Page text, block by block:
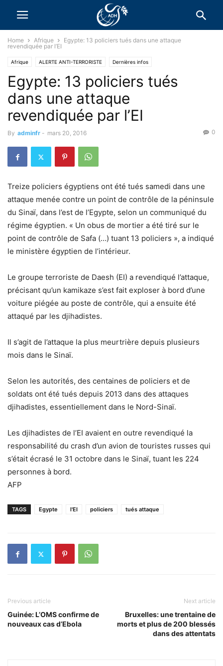
Home Afrique
Egypte: 13 policiers tués dans une attaque
revendiquée par l’EI
Afrique ALERTE ANTI-TERRORISTE Dernières infos
Egypte: 13 policiers tués
dans une attaque
revendiquée par l’EI
By adminfr - mars 20, 2016 0
Treize policiers égyptiens ont été tués samedi dans une
attaque menée contre un point de contrôle de la péninsule
du Sinaï, dans l’est de l’Egypte, selon un communiqué du
régime égyptien. « Un obus de mortier a été tiré sur le
point de contrôle de Safa (…) tuant 13 policiers », a indiqué
le ministère égyptien de l’intérieur.
Le groupe terroriste de Daesh (EI) a revendiqué l’attaque,
précisant qu’un kamikaze s’est fait exploser à bord d’une
voiture piégée au poste de contrôle, qui a ensuite été
attaqué par les djihadistes.
Il s’agit de l’attaque la plus meurtrière depuis plusieurs
mois dans le Sinaï.
Selon les autorités, des centaines de policiers et de
soldats ont été tués depuis 2013 dans des attaques
djihadistes, essentiellement dans le Nord-Sinaï.
Les djihadistes de l’EI avaient en outre revendiqué la
responsabilité du crash d’un avion de touristes russes qui
s’était écrasé le 31 octobre dans le Sinaï, tuant les 224
personnes à bord.
AFP
TAGS Egypte l'EI policiers tués attaque
Previous article
Guinée: L’OMS confirme de
nouveaux cas d’Ebola
Next article
Bruxelles: une trentaine de
morts et plus de 200 blessés
dans des attentats